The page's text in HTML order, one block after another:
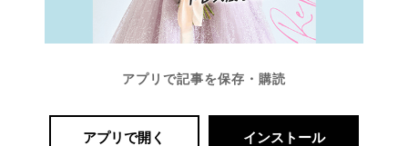
アプリで記事を保存・購読
アプリで開く インストール
k